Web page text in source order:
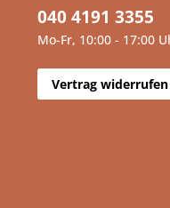
040 4191 3355
Mo-Fr, 10:00 - 17:00
Vertrag widerrufen